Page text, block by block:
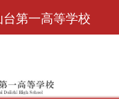
第一高等学校